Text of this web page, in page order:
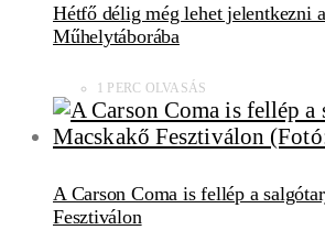
Hétfő délig még lehet jelentkezni
Műhelytáborába
1 PERC OLVASÁS
A Carson Coma is fellép a
Fesztiválon